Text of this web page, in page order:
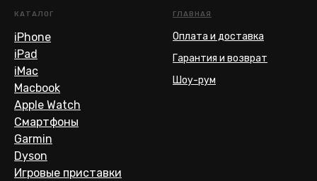
КАТАЛОГ
iPhone
iPad
iMac
Macbook
Apple Watch
Смартфоны
Garmin
Dyson
Игровые приставки
ГЛАВНАЯ
Оплата и доставка
Гарантия и возврат
Шоу-рум